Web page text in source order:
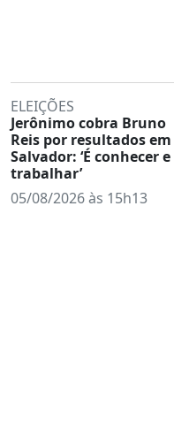
ELEIÇÕES
Jerônimo cobra Bruno
Reis por resultados em
Salvador: ‘É conhecer e
trabalhar’
05/08/2026 às 15h13